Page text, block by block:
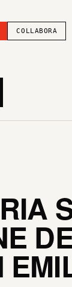
COLLABORA